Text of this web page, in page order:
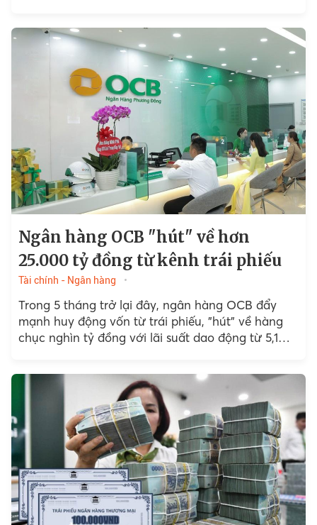
Ngân hàng OCB "hút" về hơn
25.000 tỷ đồng từ kênh trái phiếu
Tài chính - Ngân hàng
Trong 5 tháng trở lại đây, ngân hàng OCB đẩy
mạnh huy động vốn từ trái phiếu, "hút" về hàng
chục nghìn tỷ đồng với lãi suất dao động từ 5,1%